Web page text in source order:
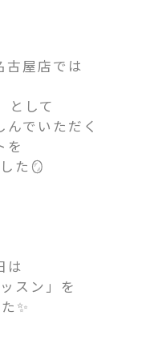
古屋店では
として
でいただく
を
た🪞
は
スン 」を
✨